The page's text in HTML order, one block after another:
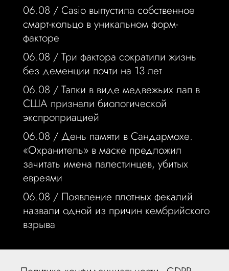
06.08 / Casio выпустила собственное
смарт-кольцо в уникальном форм-
факторе
06.08 / Три фактора сократили жизнь
без деменции почти на 13 лет
06.08 / Тапки в виде медвежьих лап в
США признали биологической
экспроприацией
06.08 / День памяти в Сандармохе.
«Охранитель» в маске предложил
зачитать имена палестинцев, убитых
евреями
06.08 / Появление плотных фекалий
назвали одной из причин кембрийского
взрыва